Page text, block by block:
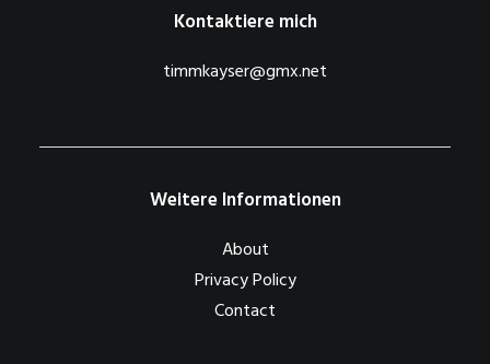
Kontaktiere mich
timmkayser@gmx.net
Weitere Informationen
About
Privacy Policy
Contact